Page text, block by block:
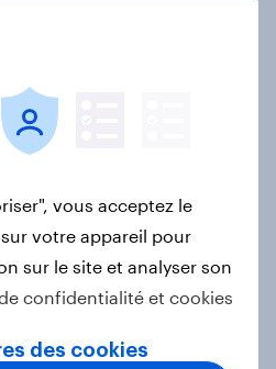
: Révolution
: quels
et budgets
?
vous acceptez le
votre appareil pour
sur le site et analyser son
confidentialité et cookies
des cookies